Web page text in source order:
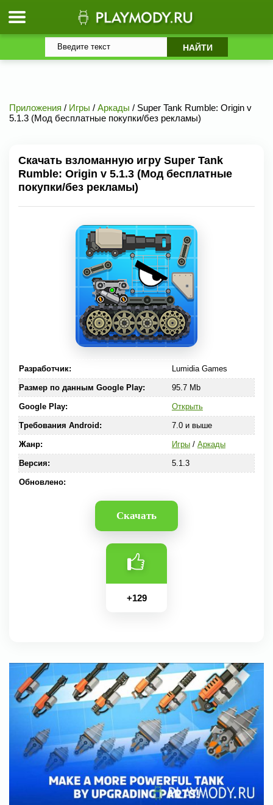
Приложения / Игры / Аркады / Super Tank Rumble: Origin v
5.1.3 (Мод бесплатные покупки/без рекламы)
Скачать взломанную игру Super Tank
Rumble: Origin v 5.1.3 (Мод бесплатные
покупки/без рекламы)
Разработчик: Lumidia Games
Размер по данным Google Play: 95.7 Mb
Google Play: Открыть
Требования Android: 7.0 и выше
Жанр: Игры/ Аркады
Версия: 5.1.3
Обновлено:
Скачать
+129